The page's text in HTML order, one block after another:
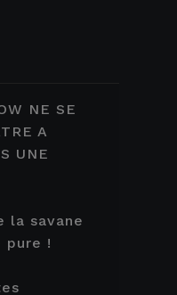
NE SE
A
UNE
la savane
pure !